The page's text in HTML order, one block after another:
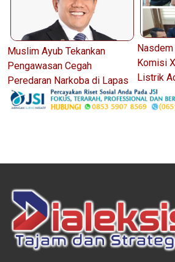
Muslim Ayub Tekankan
Pengawasan Cegah
Peredaran Narkoba di Lapas
Komisi
Listrik